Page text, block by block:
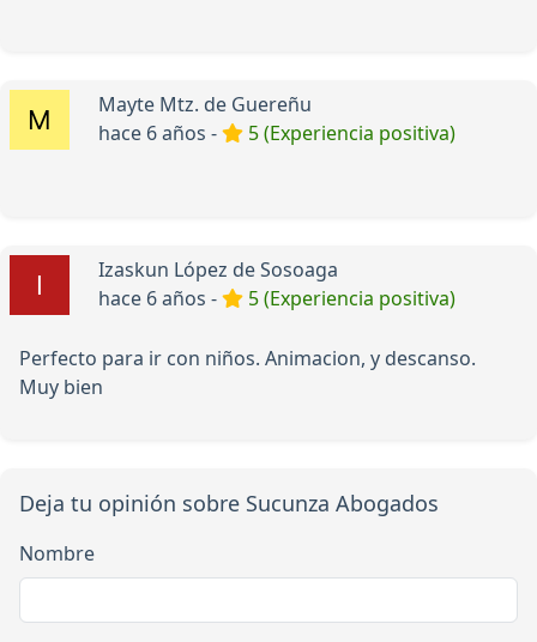
Mayte Mtz. de Guereñu
hace 6 años -
5 (Experiencia positiva)
Izaskun López de Sosoaga
hace 6 años -
5 (Experiencia positiva)
Perfecto para ir con niños. Animacion, y descanso.
Muy bien
Deja tu opinión sobre Sucunza Abogados
Nombre